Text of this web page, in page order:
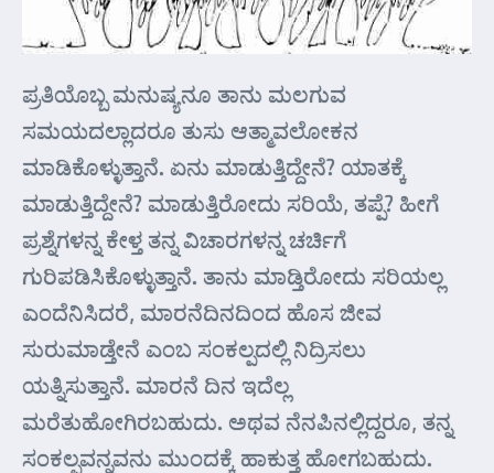
ಪ್ರತಿಯೊಬ್ಬ ಮನುಷ್ಯನೂ ತಾನು ಮಲಗುವ
ಸಮಯದಲ್ಲಾದರೂ ತುಸು ಆತ್ಮಾವಲೋಕನ
ಮಾಡಿಕೊಳ್ಳುತ್ತಾನೆ. ಏನು ಮಾಡುತ್ತಿದ್ದೇನೆ? ಯಾತಕ್ಕೆ
ಮಾಡುತ್ತಿದ್ದೇನೆ? ಮಾಡುತ್ತಿರೋದು ಸರಿಯೆ, ತಪ್ಪೆ? ಹೀಗೆ
ಪ್ರಶ್ನೆಗಳನ್ನ ಕೇಳ್ತ ತನ್ನ ವಿಚಾರಗಳನ್ನ ಚರ್ಚಿಗೆ
ಗುರಿಪಡಿಸಿಕೊಳ್ಳುತ್ತಾನೆ. ತಾನು ಮಾಡ್ತಿರೋದು ಸರಿಯಲ್ಲ
ಎಂದೆನಿಸಿದರೆ, ಮಾರನೆದಿನದಿಂದ ಹೊಸ ಜೀವ
ಸುರುಮಾಡ್ತೇನೆ ಎಂಬ ಸಂಕಲ್ಪದಲ್ಲಿ ನಿದ್ರಿಸಲು
ಯತ್ನಿಸುತ್ತಾನೆ. ಮಾರನೆ ದಿನ ಇದೆಲ್ಲ
ಮರೆತುಹೋಗಿರಬಹುದು. ಅಥವ ನೆನಪಿನಲ್ಲಿದ್ದರೂ, ತನ್ನ
ಸಂಕಲ್ಪವನ್ನವನು ಮುಂದಕ್ಕೆ ಹಾಕುತ್ತ ಹೋಗಬಹುದು.